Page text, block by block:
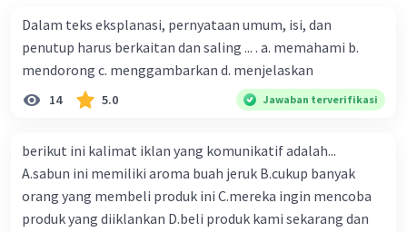
Dalam teks eksplanasi, pernyataan umum, isi, dan
penutup harus berkaitan dan saling ... . a. memahami b.
mendorong c. menggambarkan d. menjelaskan
14 5.0 Jawaban terverifikasi
berikut ini kalimat iklan yang komunikatif adalah...
A.sabun ini memiliki aroma buah jeruk B.cukup banyak
orang yang membeli produk ini C.mereka ingin mencoba
produk yang diiklankan D.beli produk kami sekarang dan